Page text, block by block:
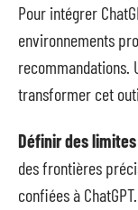
Pour intégrer
environnements
recommandations.
transformer cet
Définir des
des frontières
confiées à